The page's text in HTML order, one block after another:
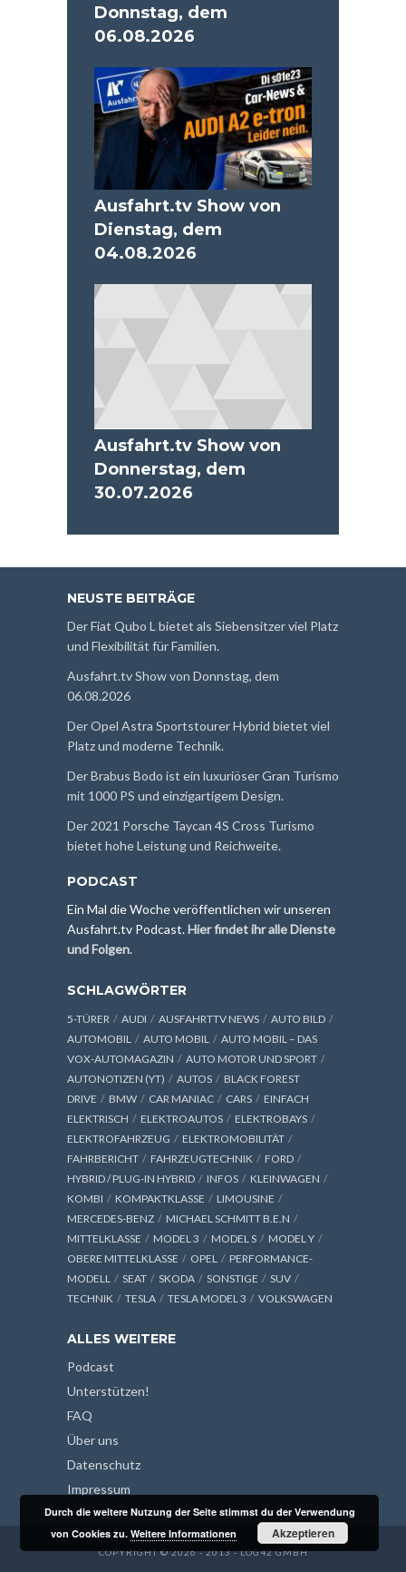
Donnstag, dem
06.08.2026
Ausfahrt.tv Show von
Dienstag, dem
04.08.2026
Ausfahrt.tv Show von
Donnerstag, dem
30.07.2026
NEUSTE BEITRÄGE
Der Fiat Qubo L bietet als Siebensitzer viel Platz
und Flexibilität für Familien.
Ausfahrt.tv Show von Donnstag, dem
06.08.2026
Der Opel Astra Sportstourer Hybrid bietet viel
Platz und moderne Technik.
Der Brabus Bodo ist ein luxuriöser Gran Turismo
mit 1000 PS und einzigartigem Design.
Der 2021 Porsche Taycan 4S Cross Turismo
bietet hohe Leistung und Reichweite.
PODCAST
Ein Mal die Woche veröffentlichen wir unseren
Ausfahrt.tv Podcast.Hier findet ihr alle Dienste
und Folgen.
SCHLAGWÖRTER
5-TÜRER AUDI AUSFAHRTTV NEWS
AUTO BILD
AUTOMOBIL
AUTO MOBIL
AUTO MOBIL – DAS
VOX-AUTOMAGAZIN
AUTO MOTOR UND SPORT
AUTONOTIZEN (YT)
AUTOS
BLACK FOREST
DRIVE
BMW CAR MANIAC CARS
EINFACH
ELEKTRISCH
ELEKTROAUTOS
ELEKTROBAYS
ELEKTROFAHRZEUG
ELEKTROMOBILITÄT
FAHRBERICHT
FAHRZEUGTECHNIK
FORD
HYBRID / PLUG-IN HYBRID
INFOS
KLEINWAGEN
KOMBI
KOMPAKTKLASSE
LIMOUSINE
MERCEDES-BENZ
MICHAEL SCHMITT B.E.N
MITTELKLASSE
MODEL 3 MODEL S
MODEL Y
OBERE MITTELKLASSE
OPEL
PERFORMANCE-
MODELL
SEAT SKODA SONSTIGE
SUV
TECHNIK
TESLA TESLA MODEL 3 VOLKSWAGEN
ALLES WEITERE
Podcast
Unterstützen!
FAQ
Über uns
Datenschutz
Impressum
COPYRIGHT © 2026 - 2013 - LOG42 GMBH
Durch die weitere Nutzung der Seite stimmst du der Verwendung
von Cookies zu.Weitere Informationen Akzeptieren